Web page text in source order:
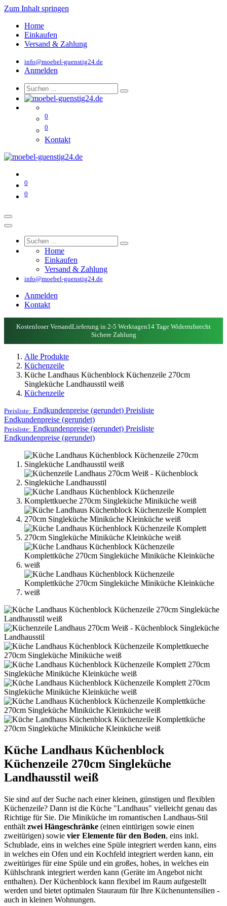
Zum Inhalt springen
Home
Einkaufen
Versand & Zahlung
info@moebel-guenstig24.de
Anmelden
0
0
Kontakt
0
0
Home
Einkaufen
Versand & Zahlung
info@moebel-guenstig24.de
Anmelden
Kontakt
Kostenloser VersandLieferung in 2-5 Werktagen14 Tage Widerrufsrecht
Sichere Zahlung
Alle Produkte
Küchenzeile
Küche Landhaus Küchenblock Küchenzeile 270cm
Singleküche Landhausstil weiß
Küchenzeile
Preisliste: Endkundenpreise (gerundet) Preisliste
Endkundenpreise (gerundet)
Preisliste: Endkundenpreise (gerundet) Preisliste
Endkundenpreise (gerundet)
Küche Landhaus Küchenblock
Küchenzeile 270cm Singleküche
Landhausstil weiß
Sie sind auf der Suche nach einer kleinen, günstigen und flexiblen
Küchenzeile? Dann ist die Küche "Landhaus" vielleicht genau das
Richtige für Sie. Die Miniküche im romantischen Landhaus-Stil
enthält zwei Hängeschränke (einen eintürigen sowie einen
zweitürigen) sowie vier Elemente für den Boden, eins inkl.
Schublade, eins in welches eine Spüle integriert werden kann, eins
in welches ein Ofen und ein Kochfeld integriert werden kann, ein
zweitüriges für eine Spüle und ein großes, hohes, in welches ein
Kühlschrank integriert werden kann (Geräte im Angebot nicht
enthalten). Der Küchenblock kann flexibel im Raum aufgestellt
werden und bietet optimalen Stauraum für Ihre Küchenuntensilien -
auch in kleinen Wohnungen.